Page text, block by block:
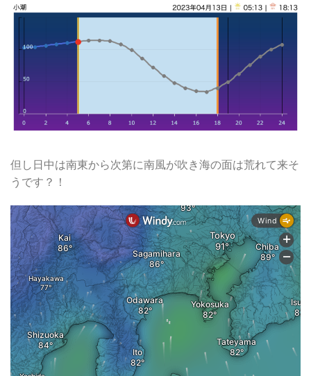
但し日中は南東から次第に南風が吹き海の面は荒れて来そ
うです？！